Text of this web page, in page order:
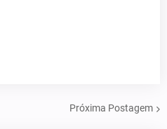
Próxima Postagem